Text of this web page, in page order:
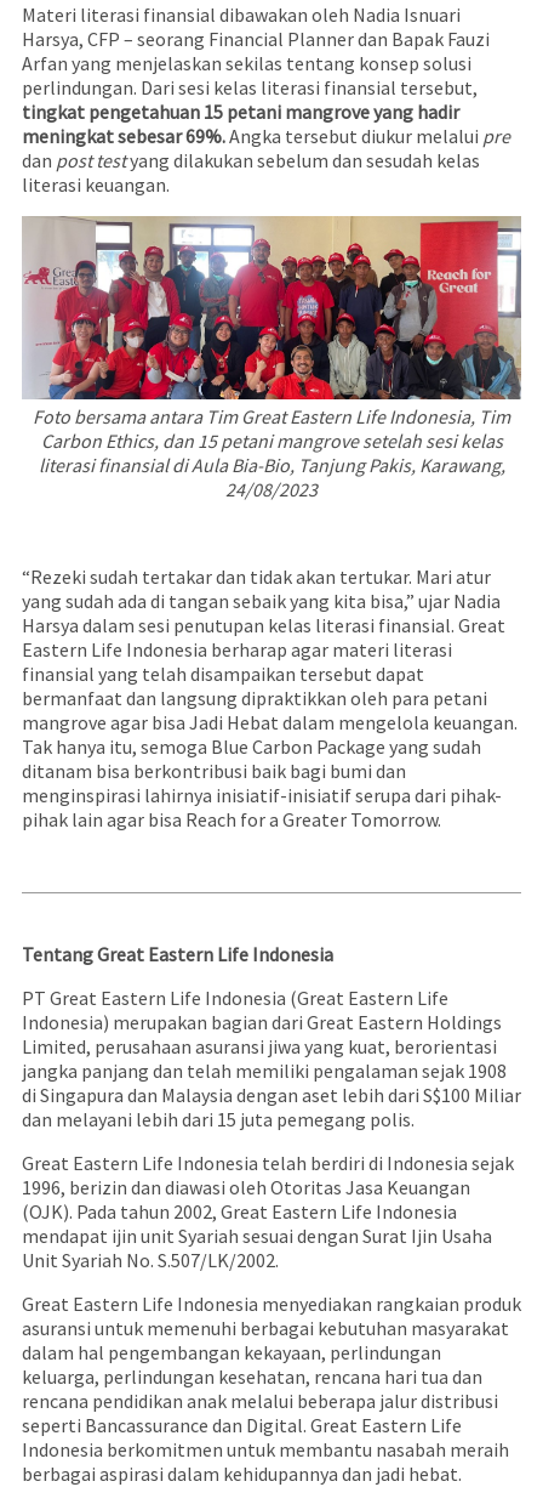
Materi literasi finansial dibawakan oleh Nadia Isnuari
Harsya, CFP – seorang Financial Planner dan Bapak Fauzi
Arfan yang menjelaskan sekilas tentang konsep solusi
perlindungan. Dari sesi kelas literasi finansial tersebut,
tingkat pengetahuan 15 petani mangrove yang hadir
meningkat sebesar 69%.Angka tersebut diukur melalui pre
dan post testyang dilakukan sebelum dan sesudah kelas
literasi keuangan.
Foto bersama antara Tim Great Eastern Life Indonesia, Tim
Carbon Ethics, dan 15 petani mangrove setelah sesi kelas
literasi finansial di Aula Bia-Bio, Tanjung Pakis, Karawang,
24/08/2023
“Rezeki sudah tertakar dan tidak akan tertukar. Mari atur
yang sudah ada di tangan sebaik yang kita bisa,” ujar Nadia
Harsya dalam sesi penutupan kelas literasi finansial. Great
Eastern Life Indonesia berharap agar materi literasi
finansial yang telah disampaikan tersebut dapat
bermanfaat dan langsung dipraktikkan oleh para petani
mangrove agar bisa Jadi Hebat dalam mengelola keuangan.
Tak hanya itu, semoga Blue Carbon Package yang sudah
ditanam bisa berkontribusi baik bagi bumi dan
menginspirasi lahirnya inisiatif-inisiatif serupa dari pihak-
pihak lain agar bisa Reach for a Greater Tomorrow.
Tentang Great Eastern Life Indonesia
PT Great Eastern Life Indonesia (Great Eastern Life
Indonesia) merupakan bagian dari Great Eastern Holdings
Limited, perusahaan asuransi jiwa yang kuat, berorientasi
jangka panjang dan telah memiliki pengalaman sejak 1908
di Singapura dan Malaysia dengan aset lebih dari S$100 Miliar
dan melayani lebih dari 15 juta pemegang polis.
Great Eastern Life Indonesia telah berdiri di Indonesia sejak
1996, berizin dan diawasi oleh Otoritas Jasa Keuangan
(OJK). Pada tahun 2002, Great Eastern Life Indonesia
mendapat ijin unit Syariah sesuai dengan Surat Ijin Usaha
Unit Syariah No. S.507/LK/2002.
Great Eastern Life Indonesia menyediakan rangkaian produk
asuransi untuk memenuhi berbagai kebutuhan masyarakat
dalam hal pengembangan kekayaan, perlindungan
keluarga, perlindungan kesehatan, rencana hari tua dan
rencana pendidikan anak melalui beberapa jalur distribusi
seperti Bancassurance dan Digital. Great Eastern Life
Indonesia berkomitmen untuk membantu nasabah meraih
berbagai aspirasi dalam kehidupannya dan jadi hebat.